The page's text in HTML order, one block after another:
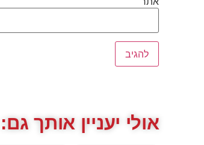
אולי יעניין אותך גם: